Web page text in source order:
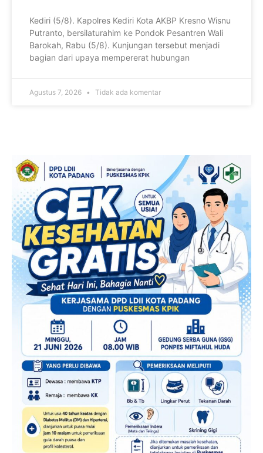
Kediri (5/8). Kapolres Kediri Kota AKBP Kresno Wisnu
Putranto, bersilaturahim ke Pondok Pesantren Wali
Barokah, Rabu (5/8). Kunjungan tersebut menjadi
bagian dari upaya mempererat hubungan
Agustus 7, 2026 Tidak ada komentar